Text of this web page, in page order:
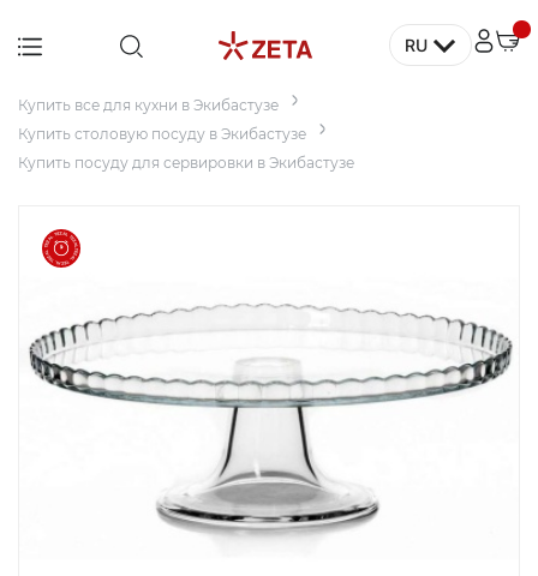
Мебель
Дом
заведений
Для
террасы и
сада
Бытовая
RU
Купить все для кухни в Экибастузе
Купить столовую посуду в Экибастузе
Купить посуду для сервировки в Экибастузе